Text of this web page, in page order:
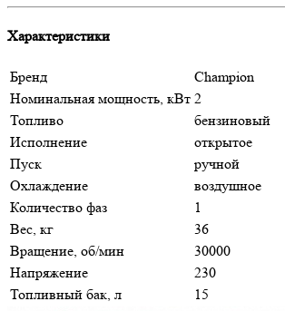
Характеристики
Бренд
Champion
Номинальная мощность, кВт 2
Топливо
бензиновый
Исполнение
открытое
Пуск
ручной
Охлаждение
воздушное
Количество фаз
1
Вес, кг
36
Вращение, об/мин
30000
Напряжение
230
Топливный бак, л
15